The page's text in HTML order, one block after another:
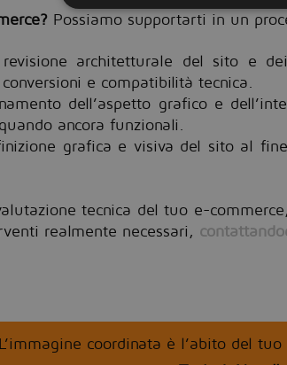
Possiamo supportarti in un
architetturale del sito e
e compatibilità tecnica.
dell’aspetto grafico e
ancora funzionali.
grafica e visiva del sito al
tecnica del tuo e-
realmente necessari,
L’immagine coordinata è l’abito del